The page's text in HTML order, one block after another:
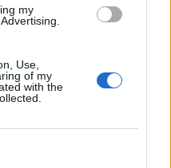
my
Use,
of my
with the
στη Novibet με το